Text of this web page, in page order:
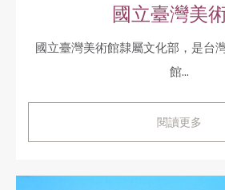
國立臺灣美
國立臺灣美術館隸屬文化部，是台
館...
閱讀更多